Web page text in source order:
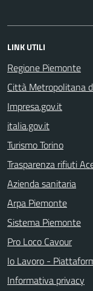
LINK UTILI
Regione Piemonte
Città Metropolitana
Impresa.gov.it
italia.gov.it
Turismo Torino
Trasparenza rifiuti
Azienda sanitaria
Arpa Piemonte
Sistema Piemonte
Pro Loco Cavour
Io Lavoro -
Informativa privacy